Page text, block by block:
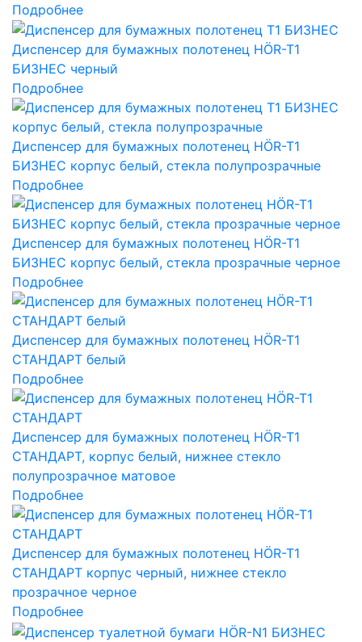
Подробнее
Диспенсер для бумажных полотенец HÖR-T1
БИЗНЕС черный
Подробнее
Диспенсер для бумажных полотенец HÖR-T1
БИЗНЕС корпус белый, стекла полупрозрачные
Подробнее
Диспенсер для бумажных полотенец HÖR-T1
БИЗНЕС корпус белый, стекла прозрачные черное
Подробнее
Диспенсер для бумажных полотенец HÖR-T1
СТАНДАРТ белый
Подробнее
Диспенсер для бумажных полотенец HÖR-T1
СТАНДАРТ, корпус белый, нижнее стекло
полупрозрачное матовое
Подробнее
Диспенсер для бумажных полотенец HÖR-T1
СТАНДАРТ корпус черный, нижнее стекло
прозрачное черное
Подробнее